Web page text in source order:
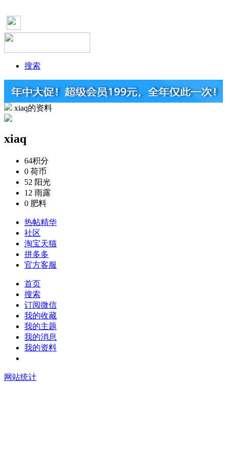
搜索
xiaq的资料
xiaq
64积分
0 荷币
52 阳光
12 雨露
0 肥料
热帖精华
社区
淘宝天猫
拼多多
官方客服
首页
搜索
订阅微信
我的收藏
我的主题
我的消息
我的资料
网站统计